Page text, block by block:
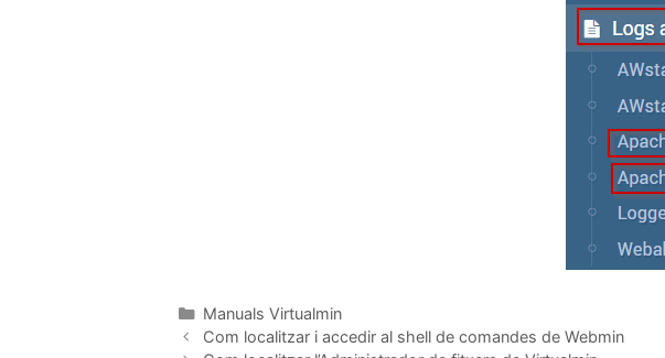
Manuals Virtualmin
Com localitzar i accedir al shell de comandes de Webmin